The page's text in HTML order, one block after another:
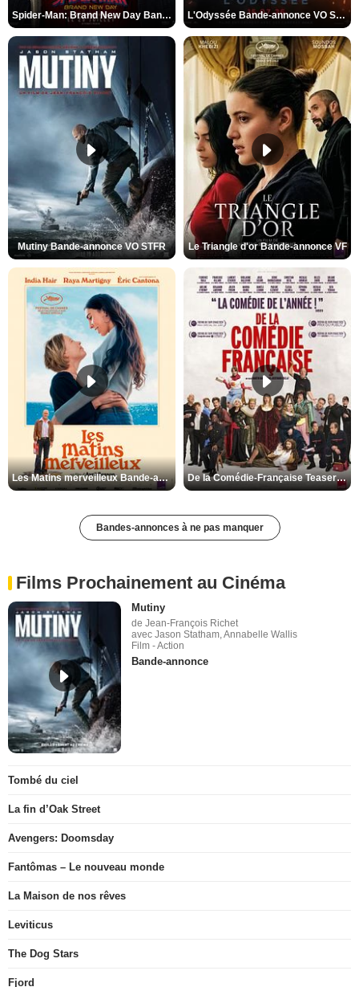
Spider-Man: Brand New Day Bande-annonce VO STFR L'Odyssée Bande-annonce VO STFR
Mutiny Bande-annonce VO STFR Le Triangle d'or Bande-annonce VF
Les Matins merveilleux Bande-annonce VF De la Comédie-Française Teaser VF
Bandes-annonces à ne pas manquer
Films Prochainement au Cinéma
Mutiny
de Jean-François Richet
avec Jason Statham, Annabelle Wallis
Film - Action
Bande-annonce
Tombé du ciel
La fin d’Oak Street
Avengers: Doomsday
Fantômas – Le nouveau monde
La Maison de nos rêves
Leviticus
The Dog Stars
Fjord